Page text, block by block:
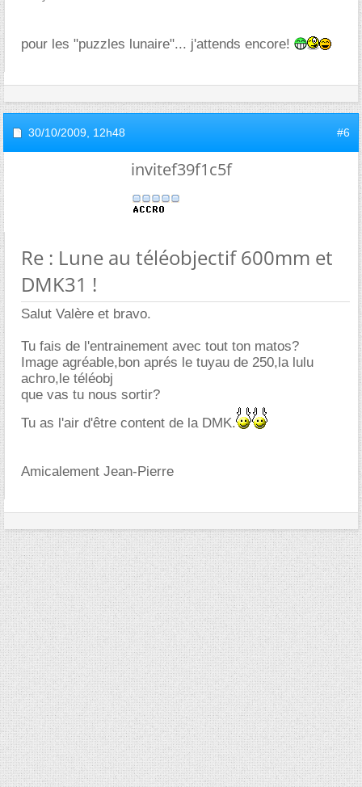
pour les "puzzles lunaire"... j'attends encore!
30/10/2009, 12h48 #6
invitef39f1c5f
Re : Lune au téléobjectif 600mm et
DMK31 !
Salut Valère et bravo.
Tu fais de l'entrainement avec tout ton matos?
Image agréable,bon aprés le tuyau de 250,la lulu
achro,le téléobj
que vas tu nous sortir?
Tu as l'air d'être content de la DMK.
Amicalement Jean-Pierre